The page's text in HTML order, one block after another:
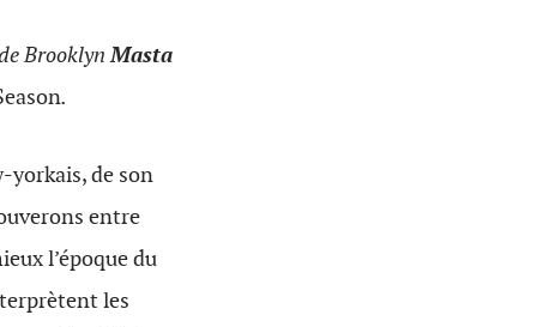
BrooklynMasta
.
yorkais, de son
entre
l’époque du
les